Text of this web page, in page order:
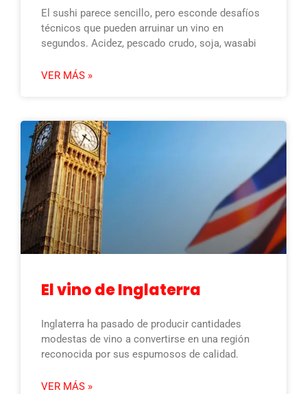
El sushi parece sencillo, pero esconde desafíos
técnicos que pueden arruinar un vino en
segundos. Acidez, pescado crudo, soja, wasabi
VER MÁS »
El vino de Inglaterra
Inglaterra ha pasado de producir cantidades
modestas de vino a convertirse en una región
reconocida por sus espumosos de calidad.
VER MÁS »